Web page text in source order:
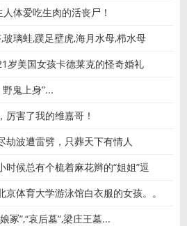
体爱吃生肉的活丧尸！
璃蛙,蹼足壁虎,海月水母,栉水母
岁美国女孩卡德莱克的怪奇婚礼
鬼上身”...
害了我的维嘉哥！
劫波遭雷劈，只葬天下有情人
候总有个梳着麻花辫的“姐姐”逗
体育大学游泳馆白衣服的女孩。。
冢”,“哀后墓”,梁庄王墓...